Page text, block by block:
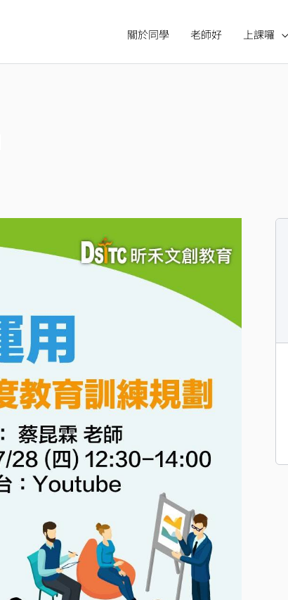
關於同學 老師好 上課囉